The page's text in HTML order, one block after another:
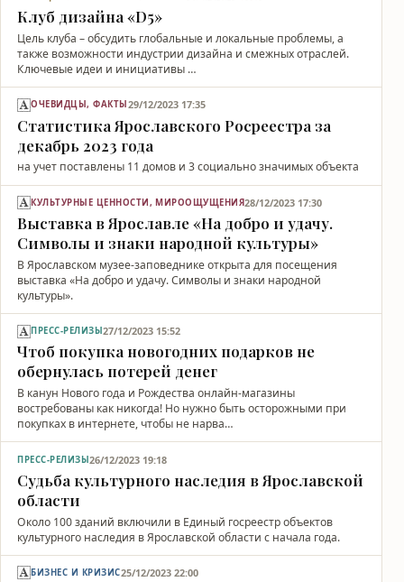
Клуб дизайна «D5»
Цель клуба – обсудить глобальные и локальные проблемы, а
также возможности индустрии дизайна и смежных отраслей.
Ключевые идеи и инициативы …
ОЧЕВИДЦЫ, ФАКТЫ 29/12/2023 17:35
Статистика Ярославского Росреестра за
декабрь 2023 года
на учет поставлены 11 домов и 3 социально значимых объекта
КУЛЬТУРНЫЕ ЦЕННОСТИ, МИРООЩУЩЕНИЯ28/12/2023 17:30
Выставка в Ярославле «На добро и удачу.
Символы и знаки народной культуры»
В Ярославском музее-заповеднике открыта для посещения
выставка «На добро и удачу. Символы и знаки народной
культуры».
ПРЕСС-РЕЛИЗЫ27/12/2023 15:52
Чтоб покупка новогодних подарков не
обернулась потерей денег
В канун Нового года и Рождества онлайн-магазины
востребованы как никогда! Но нужно быть осторожными при
покупках в интернете, чтобы не нарва…
ПРЕСС-РЕЛИЗЫ26/12/2023 19:18
Судьба культурного наследия в Ярославской
области
Около 100 зданий включили в Единый госреестр объектов
культурного наследия в Ярославской области с начала года.
БИЗНЕС И КРИЗИС25/12/2023 22:00